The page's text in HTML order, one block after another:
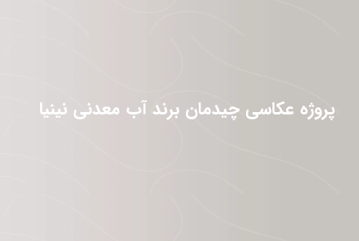
پروژه عکاسی چیدمان برند آب معدنی نینیا